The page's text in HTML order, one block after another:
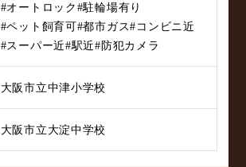
#オートロック#駐輪場有り
#ペット飼育可#都市ガス#コンビニ近
#スーパー近#駅近#防犯カメラ
大阪市立中津小学校
大阪市立大淀中学校